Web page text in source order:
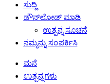
ಸುದ್ದಿ
ಡೌನ್‌ಲೋಡ್ ಮಾಡಿ
ಉತ್ಪನ್ನ ಸೂಚನೆ
ನಮ್ಮನ್ನು ಸಂಪರ್ಕಿಸಿ
ಮನೆ
ಉತ್ಪನ್ನಗಳು